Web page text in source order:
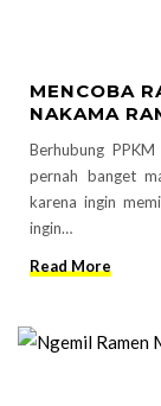
MENCOBA
NAKAMA
Berhubung
pernah banget
karena ingin
ingin…
Read More